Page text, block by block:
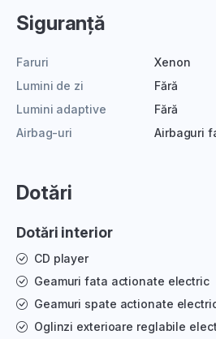
Siguranță
Faruri
Xenon
Lumini de zi
Fără
Lumini adaptive
Fără
Airbag-uri
Airbaguri
Dotări
Dotări interior
CD player
Geamuri fata actionate electric
Geamuri spate actionate
Oglinzi exterioare reglabile